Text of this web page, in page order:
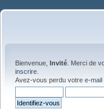
Bienvenue, Invité . Merci de
inscrire
Avez-vous perdu votre e-mail